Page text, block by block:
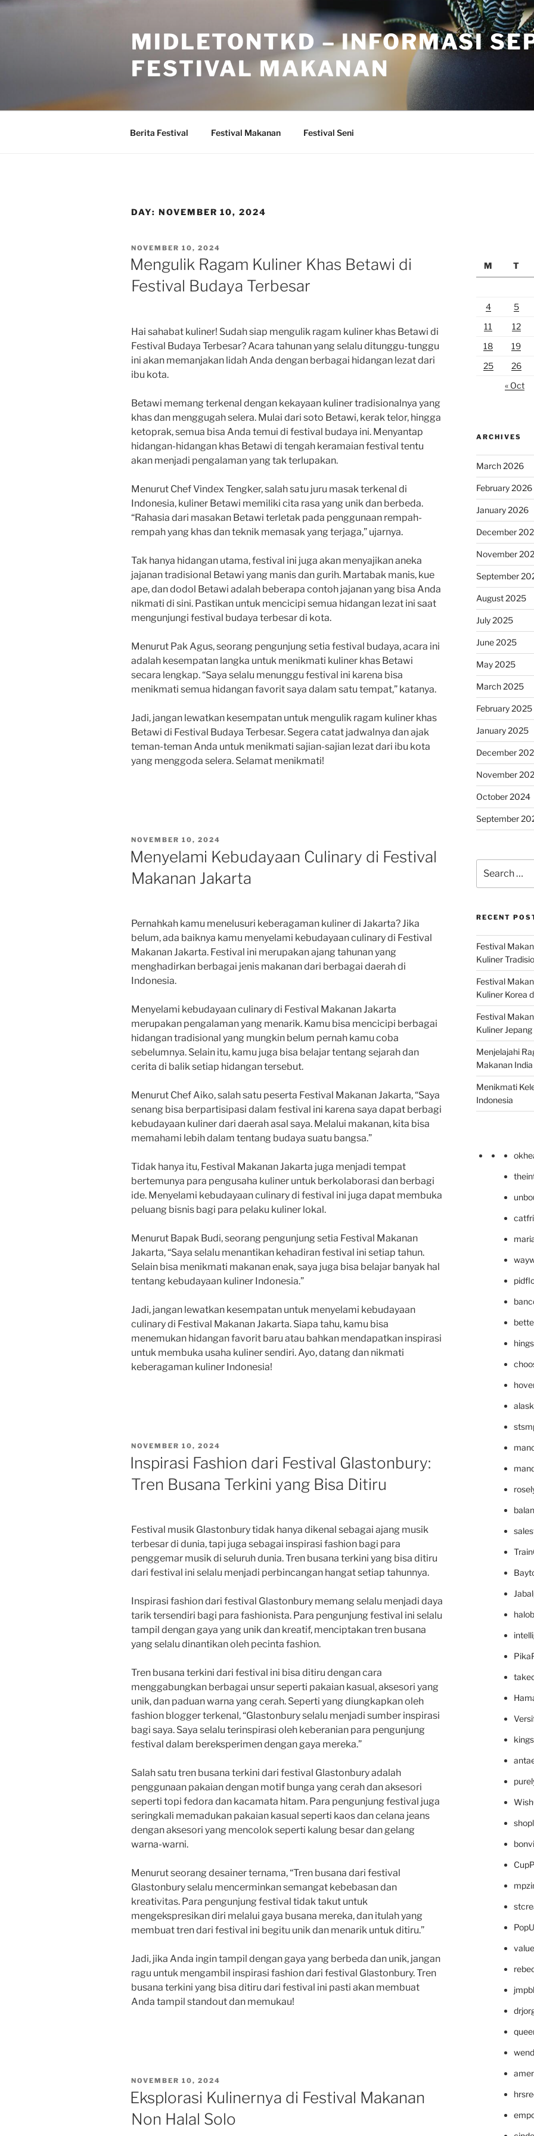
Skip
MIDLETONTKD – INFORMASI
FESTIVAL MAKANAN
Berita Festival Festival Makanan Festival Seni
DAY: NOVEMBER 10, 2024
POSTED
ON
NOVEMBER 10, 2024
Mengulik Ragam Kuliner Khas Betawi di
Festival Budaya Terbesar
Hai sahabat kuliner! Sudah siap mengulik ragam kuliner khas Betawi di
Festival Budaya Terbesar? Acara tahunan yang selalu ditunggu-tunggu
ini akan memanjakan lidah Anda dengan berbagai hidangan lezat dari
ibu kota.
Betawi memang terkenal dengan kekayaan kuliner tradisionalnya yang
khas dan menggugah selera. Mulai dari soto Betawi, kerak telor, hingga
ketoprak, semua bisa Anda temui di festival budaya ini. Menyantap
hidangan-hidangan khas Betawi di tengah keramaian festival tentu
akan menjadi pengalaman yang tak terlupakan.
Menurut Chef Vindex Tengker, salah satu juru masak terkenal di
Indonesia, kuliner Betawi memiliki cita rasa yang unik dan berbeda.
“Rahasia dari masakan Betawi terletak pada penggunaan rempah-
rempah yang khas dan teknik memasak yang terjaga,” ujarnya.
Tak hanya hidangan utama, festival ini juga akan menyajikan aneka
jajanan tradisional Betawi yang manis dan gurih. Martabak manis, kue
ape, dan dodol Betawi adalah beberapa contoh jajanan yang bisa Anda
nikmati di sini. Pastikan untuk mencicipi semua hidangan lezat ini saat
mengunjungi festival budaya terbesar di kota.
Menurut Pak Agus, seorang pengunjung setia festival budaya, acara ini
adalah kesempatan langka untuk menikmati kuliner khas Betawi
secara lengkap. “Saya selalu menunggu festival ini karena bisa
menikmati semua hidangan favorit saya dalam satu tempat,” katanya.
Jadi, jangan lewatkan kesempatan untuk mengulik ragam kuliner khas
Betawi di Festival Budaya Terbesar. Segera catat jadwalnya dan ajak
teman-teman Anda untuk menikmati sajian-sajian lezat dari ibu kota
yang menggoda selera. Selamat menikmati!
POSTED
NOVEMBER 10, 2024
Menyelami Kebudayaan Culinary di Festival
Makanan Jakarta
Pernahkah kamu menelusuri keberagaman kuliner di Jakarta? Jika
belum, ada baiknya kamu menyelami kebudayaan culinary di Festival
Makanan Jakarta. Festival ini merupakan ajang tahunan yang
menghadirkan berbagai jenis makanan dari berbagai daerah di
Indonesia.
Menyelami kebudayaan culinary di Festival Makanan Jakarta
merupakan pengalaman yang menarik. Kamu bisa mencicipi berbagai
hidangan tradisional yang mungkin belum pernah kamu coba
sebelumnya. Selain itu, kamu juga bisa belajar tentang sejarah dan
cerita di balik setiap hidangan tersebut.
Menurut Chef Aiko, salah satu peserta Festival Makanan Jakarta, “Saya
senang bisa berpartisipasi dalam festival ini karena saya dapat berbagi
kebudayaan kuliner dari daerah asal saya. Melalui makanan, kita bisa
memahami lebih dalam tentang budaya suatu bangsa.”
Tidak hanya itu, Festival Makanan Jakarta juga menjadi tempat
bertemunya para pengusaha kuliner untuk berkolaborasi dan berbagi
ide. Menyelami kebudayaan culinary di festival ini juga dapat membuka
peluang bisnis bagi para pelaku kuliner lokal.
Menurut Bapak Budi, seorang pengunjung setia Festival Makanan
Jakarta, “Saya selalu menantikan kehadiran festival ini setiap tahun.
Selain bisa menikmati makanan enak, saya juga bisa belajar banyak hal
tentang kebudayaan kuliner Indonesia.”
Jadi, jangan lewatkan kesempatan untuk menyelami kebudayaan
culinary di Festival Makanan Jakarta. Siapa tahu, kamu bisa
menemukan hidangan favorit baru atau bahkan mendapatkan inspirasi
untuk membuka usaha kuliner sendiri. Ayo, datang dan nikmati
keberagaman kuliner Indonesia!
POSTED
ON
NOVEMBER 10, 2024
Inspirasi Fashion dari Festival Glastonbury:
Tren Busana Terkini yang Bisa Ditiru
Festival musik Glastonbury tidak hanya dikenal sebagai ajang musik
terbesar di dunia, tapi juga sebagai inspirasi fashion bagi para
penggemar musik di seluruh dunia. Tren busana terkini yang bisa ditiru
dari festival ini selalu menjadi perbincangan hangat setiap tahunnya.
Inspirasi fashion dari festival Glastonbury memang selalu menjadi daya
tarik tersendiri bagi para fashionista. Para pengunjung festival ini selalu
tampil dengan gaya yang unik dan kreatif, menciptakan tren busana
yang selalu dinantikan oleh pecinta fashion.
Tren busana terkini dari festival ini bisa ditiru dengan cara
menggabungkan berbagai unsur seperti pakaian kasual, aksesori yang
unik, dan paduan warna yang cerah. Seperti yang diungkapkan oleh
fashion blogger terkenal, “Glastonbury selalu menjadi sumber inspirasi
bagi saya. Saya selalu terinspirasi oleh keberanian para pengunjung
festival dalam bereksperimen dengan gaya mereka.”
Salah satu tren busana terkini dari festival Glastonbury adalah
penggunaan pakaian dengan motif bunga yang cerah dan aksesori
seperti topi fedora dan kacamata hitam. Para pengunjung festival juga
seringkali memadukan pakaian kasual seperti kaos dan celana jeans
dengan aksesori yang mencolok seperti kalung besar dan gelang
warna-warni.
Menurut seorang desainer ternama, “Tren busana dari festival
Glastonbury selalu mencerminkan semangat kebebasan dan
kreativitas. Para pengunjung festival tidak takut untuk
mengekspresikan diri melalui gaya busana mereka, dan itulah yang
membuat tren dari festival ini begitu unik dan menarik untuk ditiru.”
Jadi, jika Anda ingin tampil dengan gaya yang berbeda dan unik, jangan
ragu untuk mengambil inspirasi fashion dari festival Glastonbury. Tren
busana terkini yang bisa ditiru dari festival ini pasti akan membuat
Anda tampil standout dan memukau!
POSTED
ON
NOVEMBER 10, 2024
Eksplorasi Kulinernya di Festival Makanan
Non Halal Solo
M
T
4
5
11
12
18
19
25
26
« Oct
ARCHIVES
March 2026
February 2026
January 2026
December
November
September
August 2025
July 2025
June 2025
May 2025
March 2025
February 2025
January 2025
December
November
October 2024
September
for:
RECENT
Festival
Kuliner
Festival
Kuliner Korea
Festival
Kuliner
Menjelajahi
Makanan
Menikmati
Indonesia